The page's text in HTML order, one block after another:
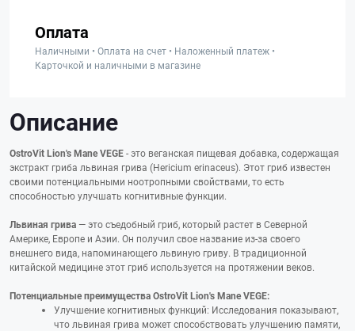
Оплата
Наличными • Оплата на счет • Наложенный платеж •
Карточкой и наличными в магазине
Описание
OstroVit Lion's Mane VEGE- это веганская пищевая добавка, содержащая
экстракт гриба львиная грива (Hericium erinaceus). Этот гриб известен
своими потенциальными ноотропными свойствами, то есть
способностью улучшать когнитивные функции.
Львиная грива — это съедобный гриб, который растет в Северной
Америке, Европе и Азии. Он получил свое название из-за своего
внешнего вида, напоминающего львиную гриву. В традиционной
китайской медицине этот гриб используется на протяжении веков.
Потенциальные преимущества OstroVit Lion's Mane VEGE:
Улучшение когнитивных функций: Исследования показывают,
что львиная грива может способствовать улучшению памяти,